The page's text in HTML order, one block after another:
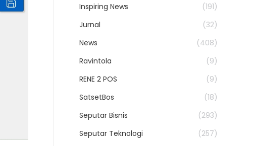
Inspiring News
(191)
Jurnal
(32)
News
(408)
Ravintola
(9)
RENE 2 POS
(9)
SatsetBos
(18)
Seputar Bisnis
(293)
Seputar Teknologi
(257)